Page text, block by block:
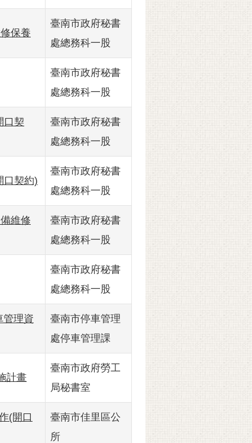
保養
臺南市政府秘書
處總務科一股
臺南市政府秘書
處總務科一股
口契
臺南市政府秘書
處總務科一股
口契約)
臺南市政府秘書
處總務科一股
維修
臺南市政府秘書
處總務科一股
臺南市政府秘書
處總務科一股
管理資
臺南市停車管理
處停車管理課
計畫
臺南市政府勞工
局秘書室
(開口
臺南市佳里區公
所